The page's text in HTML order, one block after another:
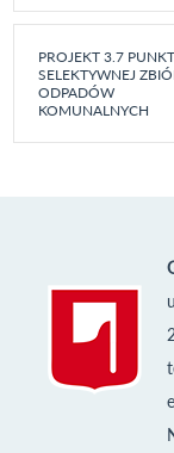
PROJEKT 3.7 PUNKT
SELEKTYWNEJ
ODPADÓW
KOMUNALNYCH